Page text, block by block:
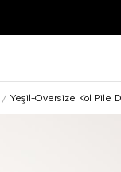
Yeşil-Oversize Kol Pile